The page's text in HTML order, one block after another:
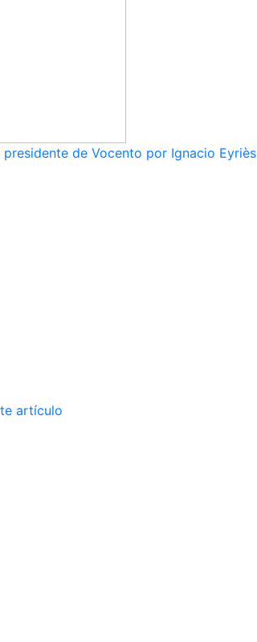
de Vocento por Ignacio Eyriès
artículo